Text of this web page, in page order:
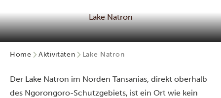
Lake Natron
Home Aktivitäten Lake Natron
Der Lake Natron im Norden Tansanias, direkt oberhalb
des Ngorongoro-Schutzgebiets, ist ein Ort wie kein